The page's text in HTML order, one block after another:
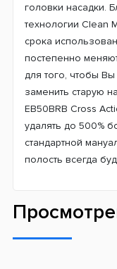
головки насадки.
технологии Clean
срока
постепенно
для того, чтобы
заменить старую
EB50BRB Cross
удалять до 500%
стандартной
полость всегда